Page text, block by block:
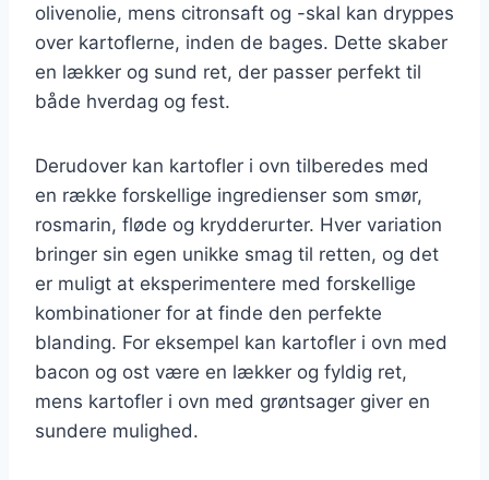
olivenolie, mens citronsaft og -skal kan dryppes
over kartoflerne, inden de bages. Dette skaber
en lækker og sund ret, der passer perfekt til
både hverdag og fest.
Derudover kan kartofler i ovn tilberedes med
en række forskellige ingredienser som smør,
rosmarin, fløde og krydderurter. Hver variation
bringer sin egen unikke smag til retten, og det
er muligt at eksperimentere med forskellige
kombinationer for at finde den perfekte
blanding. For eksempel kan kartofler i ovn med
bacon og ost være en lækker og fyldig ret,
mens kartofler i ovn med grøntsager giver en
sundere mulighed.